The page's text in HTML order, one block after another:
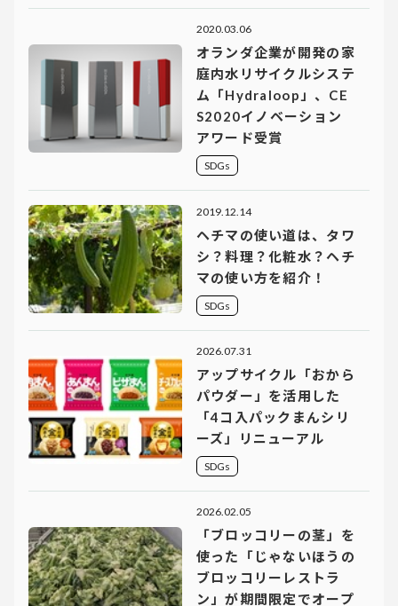
2020.03.06
オランダ企業が開発の家
庭内水リサイクルシステ
ム「Hydraloop」、CE
S2020イノベーション
アワード受賞
SDGs
2019.12.14
ヘチマの使い道は、タワ
シ？料理？化粧水？ヘチ
マの使い方を紹介！
SDGs
2026.07.31
アップサイクル「おから
パウダー」を活用した
「4コ入パックまんシリ
ーズ」リニューアル
SDGs
2026.02.05
「ブロッコリーの茎」を
使った「じゃないほうの
ブロッコリーレストラ
ン」が期間限定でオープ